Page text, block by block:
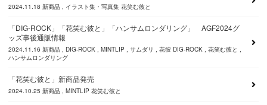
2024.11.18 新商品 イラスト集・写真集 花笑む彼と
「DIG-ROCK」「花笑む彼と」「ハンサムロンダリング」 AGF2024グ
ッズ事後通販情報
2024.11.16 新商品 DIG-ROCK MINTLIP サムダリ 花彼 DIG-ROCK
花笑む彼と
ハンサムロンダリング
「花笑む彼と」新商品発売
2024.10.25 新商品 MINTLIP 花笑む彼と